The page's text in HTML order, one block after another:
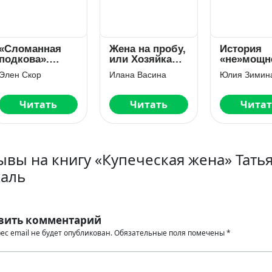
у трёх
Скор
Читать
Жена на пробу,
или Хозяйка
проклятого
замка
Илана Васина
Читать
История
«не»мощной
графини
Юлия Зимина
Читать
на книгу «Купеческая жена»
комментарий
email не будет опубликован.Обязательные поля помечены*